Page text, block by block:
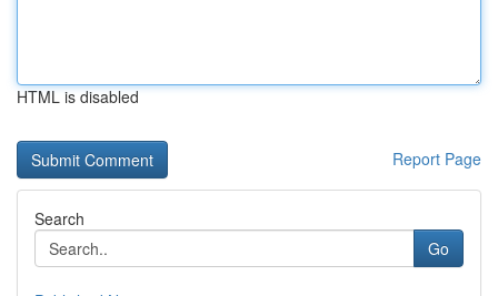
HTML is disabled
Report Page
Search
Go